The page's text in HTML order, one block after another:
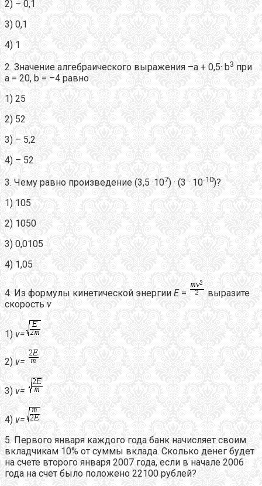
2) – 0,1
3) 0,1
4) 1
2. Значение алгебраического выражения –a + 0,5· b3 при
a = 20, b = –4 равно
1) 25
2) 52
3) – 5,2
4) – 52
3. Чему равно произведение (3,5 ·107) · (3 · 10-10)?
1) 105
2) 1050
3) 0,0105
4) 1,05
4. Из формулы кинетической энергии E=
выразите
скорость v
1) v=
2) v=
3) v=
4) v=
5. Первого января каждого года банк начисляет своим
вкладчикам 10% от суммы вклада. Сколько денег будет
на счете второго января 2007 года, если в начале 2006
года на счет было положено 22100 рублей?